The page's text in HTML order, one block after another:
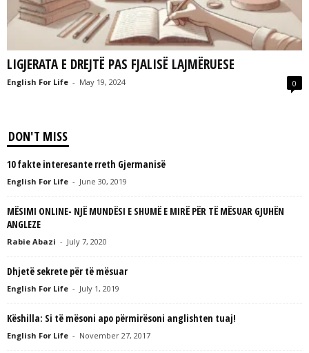
LIGJERATA E DREJTË PAS FJALISË LAJMËRUESE
English For Life - May 19, 2024 0
DON'T MISS
10 fakte interesante rreth Gjermanisë
English For Life - June 30, 2019
MËSIMI ONLINE- NJË MUNDËSI E SHUMË E MIRË PËR TË MËSUAR GJUHËN
ANGLEZE
Rabie Abazi - July 7, 2020
Dhjetë sekrete për të mësuar
English For Life - July 1, 2019
Këshilla: Si të mësoni apo përmirësoni anglishten tuaj!
English For Life - November 27, 2017